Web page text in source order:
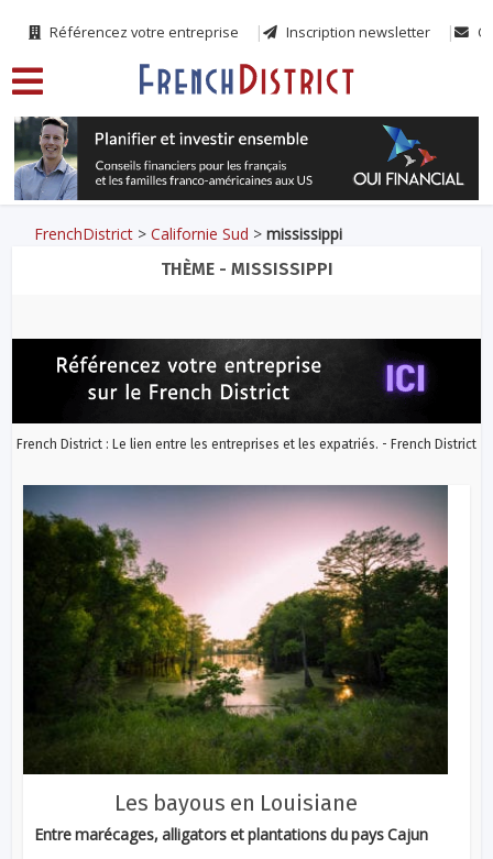
Référencez votre entreprise Inscription newsletter
FrenchDistrict >Californie Sud >mississippi
THÈME - MISSISSIPPI
French District : Le lien entre les entreprises et les expatriés. - French District
Les bayous en Louisiane
Entre marécages, alligators et plantations du pays Cajun